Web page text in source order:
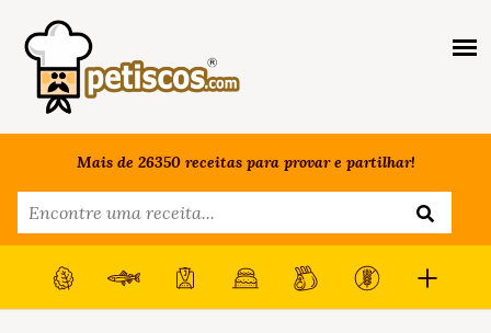
Mais de 26350 receitas para provar e partilhar!